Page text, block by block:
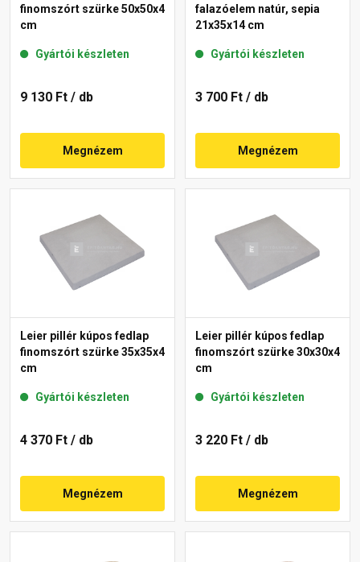
finomszórt szürke 50x50x4
cm
Gyártói készleten
9 130 Ft / db
Megnézem
falazóelem natúr, sepia
21x35x14 cm
Gyártói készleten
3 700 Ft / db
Megnézem
Leier pillér kúpos fedlap
finomszórt szürke 35x35x4
cm
Gyártói készleten
4 370 Ft / db
Megnézem
Leier pillér kúpos fedlap
finomszórt szürke 30x30x4
cm
Gyártói készleten
3 220 Ft / db
Megnézem